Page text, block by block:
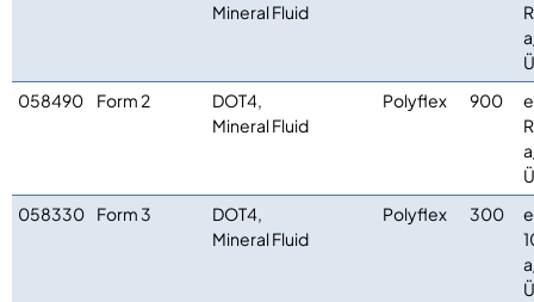
Mineral Fluid
058490
Form 2
DOT4,
Mineral Fluid
Polyflex 900
058330
Form 3
DOT4,
Mineral Fluid
Polyflex 300